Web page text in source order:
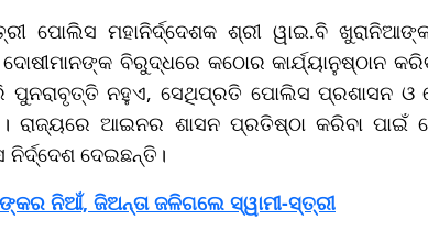
ପୋଲିସ ମହାନିର୍ଦ୍ଦେଶକ ଶ୍ରୀ ୱାଇ.ବି
ବିରୁଦ୍ଧରେ କଠୋର କାର୍ଯ୍ୟାନୁଷ୍ଠାନ
ନହୁଏ, ସେଥିପ୍ରତି ପୋଲିସ ପ୍ରଶାସନ ଓ
। ରାଜ୍ୟରେ ଆଇନର ଶାସନ ପ୍ରତିଷ୍ଠା କରିବା
ନିର୍ଦ୍ଦେଶ ଦେଇଛନ୍ତି।
ନିଆଁ, ଜିଅନ୍ତା ଜଳିଗଲେ ସ୍ୱାମୀ-ସ୍ତ୍ରୀ